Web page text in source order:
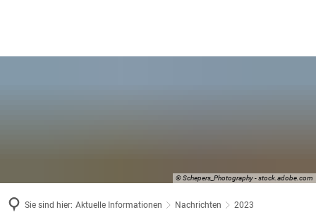
© Schepers_Photography - stock.adobe.com
Sie sind hier: Aktuelle Informationen Nachrichten
2023